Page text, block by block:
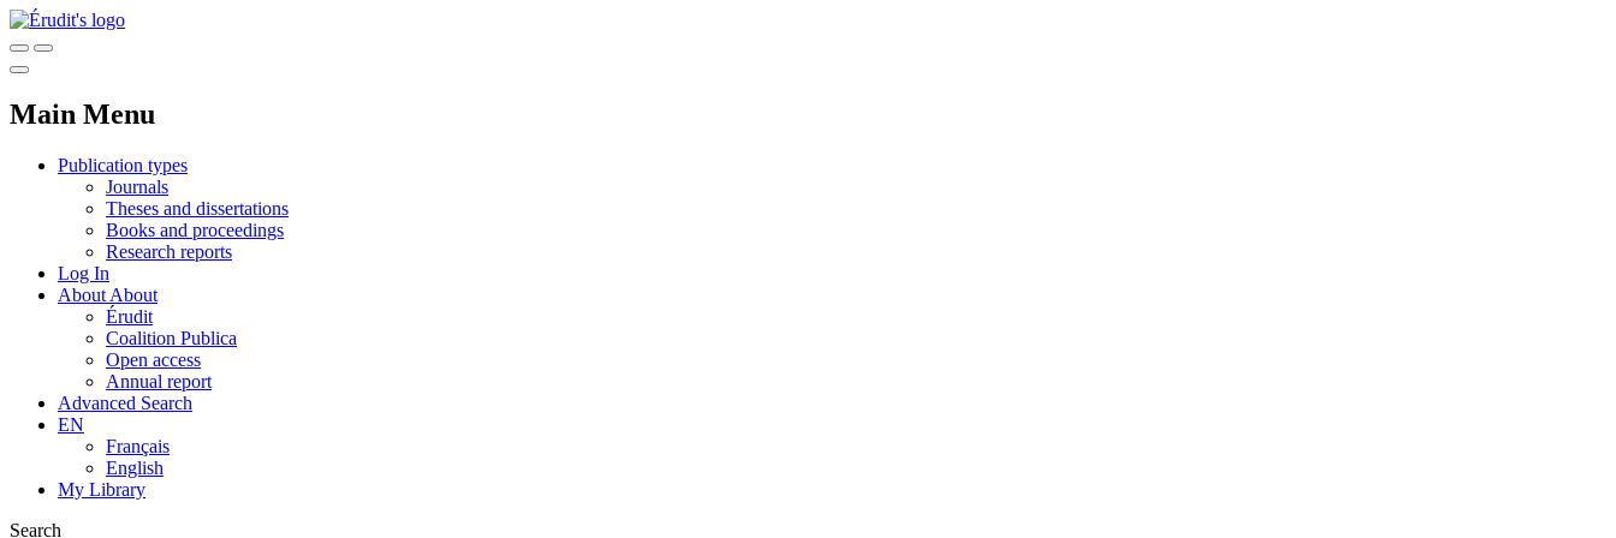
Main Menu
Publication types
Journals
Theses and dissertations
Books and proceedings
Research reports
Log In
About About
Érudit
Coalition Publica
Open access
Annual report
Advanced Search
EN
Français
English
My Library
Search